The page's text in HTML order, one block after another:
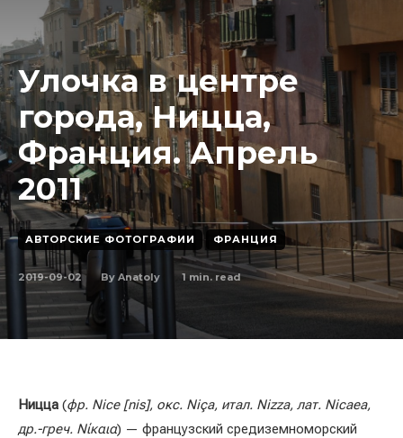
Улочка в центре
города, Ницца,
Франция. Апрель
2011
АВТОРСКИЕ ФОТОГРАФИИ ФРАНЦИЯ
2019-09-02 By Anatoly 1 min. read
Ницца (фр. Nice [nis], окс. Niça, итал. Nizza, лат. Nicaea,
др.-греч. Νίκαια) — французский средиземноморский